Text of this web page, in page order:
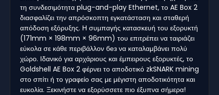
τη συνδεσιμότητα plug-and-play Ethernet, το AE Box 2
διασφαλίζει την απρόσκοπτη εγκατάσταση και σταθερή
απόδοση εξόρυξης. Η συμπαγής κατασκευή του εξορυκτή
(171mm × 198mm × 96mm) του επιτρέπει να ταιριάζει
εύκολα σε κάθε περιβάλλον без να καταλαμβάνει πολύ
χώρο. Ιδανικό για αρχάριους και έμπειρους εξορυκτές, το
Goldshell AE Box 2 φέρνει το αποδοτικό zkSNARK mining
στο σπίτι ή το γραφείο σας με μέγιστη αποδοτικότητα και
ευκολία. Ξεκινήστε να εξορύσσετε πιο έξυπνα σήμερα!